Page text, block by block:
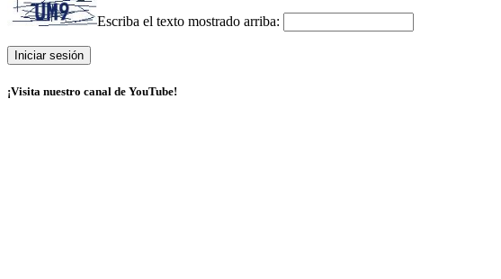
Escriba el texto mostrado arriba:
¡Visita nuestro canal de YouTube!